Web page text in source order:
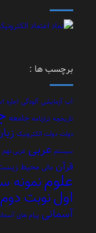
برچسب ها :
آب آزمایشی آلودگی اجاره
تاریخچه ترازنامه جامعه
دولت دولت الکترونیک
سیستم عربی عربی نهم
قرآن مالی محیط
علومنمونه
اولنوبت دوم
آسمانی پیام های